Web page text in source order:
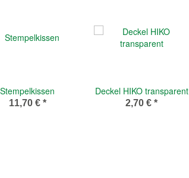
Stempelkissen
11,70 € *
Deckel HIKO transparent
2,70 € *